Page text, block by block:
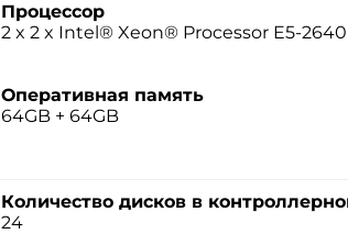
Процессор
2 x 2 x Intel® Xeon® Processor E5-
Оперативная память
64GB + 64GB
Количество дисков в
24